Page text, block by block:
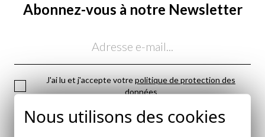
Abonnez-vous à notre Newsletter
J'ai lu et j'accepte votrepolitique de protection des
données
Nous utilisons des cookies